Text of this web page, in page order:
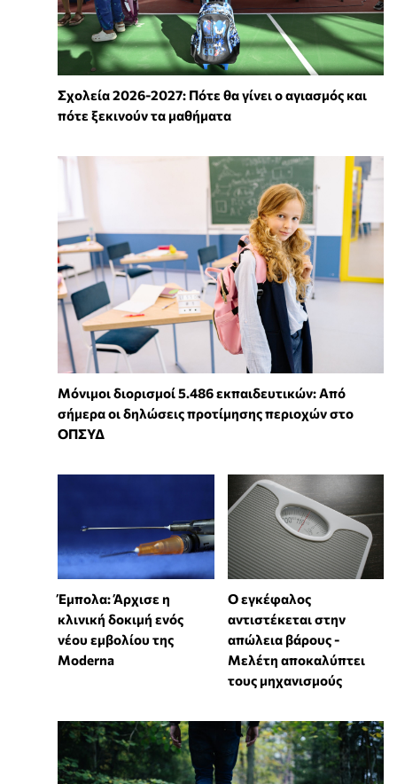
Σχολεία 2026-2027: Πότε θα γίνει ο αγιασμός και
πότε ξεκινούν τα μαθήματα
Μόνιμοι διορισμοί 5.486 εκπαιδευτικών: Από
σήμερα οι δηλώσεις προτίμησης περιοχών στο
ΟΠΣΥΔ
Έμπολα: Άρχισε η
κλινική δοκιμή ενός
νέου εμβολίου της
Moderna
Ο εγκέφαλος
αντιστέκεται στην
απώλεια βάρους -
Μελέτη αποκαλύπτει
τους μηχανισμούς